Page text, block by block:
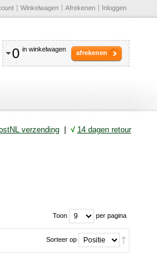
Winkelwagen Afrekenen Inloggen
0 in winkelwagen afrekenen
verzending| √ 14 dagen retour
Toon per pagina
Sorteer op